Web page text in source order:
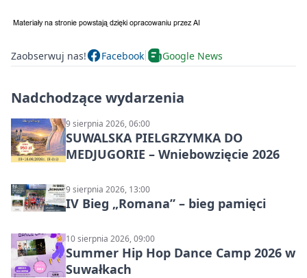
Zaobserwuj nas! Facebook Google News
Nadchodzące wydarzenia
9 sierpnia 2026, 06:00
SUWALSKA PIELGRZYMKA DO
MEDJUGORIE – Wniebowzięcie 2026
9 sierpnia 2026, 13:00
IV Bieg „Romana” – bieg pamięci
10 sierpnia 2026, 09:00
Summer Hip Hop Dance Camp 2026 w
Suwałkach